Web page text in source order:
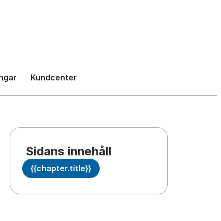
Kundcenter
Sidans innehåll
{{chapter.title}}